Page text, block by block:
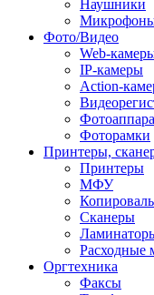
Наушники
Фото/Видео
Web-
IP-камеры
Action-
Фоторамки
Принтеры,
Принтеры
МФУ
Сканеры
Расходные
Оргтехника
Факсы